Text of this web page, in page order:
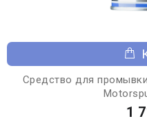
Средство для
1